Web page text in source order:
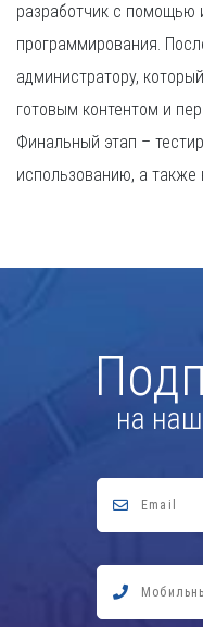
разработчик с помощью
программирования.
администратору,
готовым контентом и
Финальный этап –
использованию, а также
на